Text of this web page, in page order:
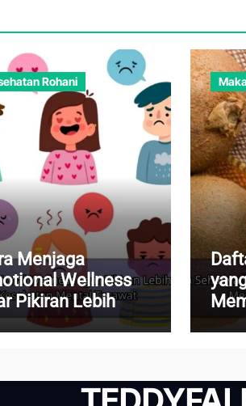
Rohani
Menjaga
Wellness
Pikiran Lebih
dan